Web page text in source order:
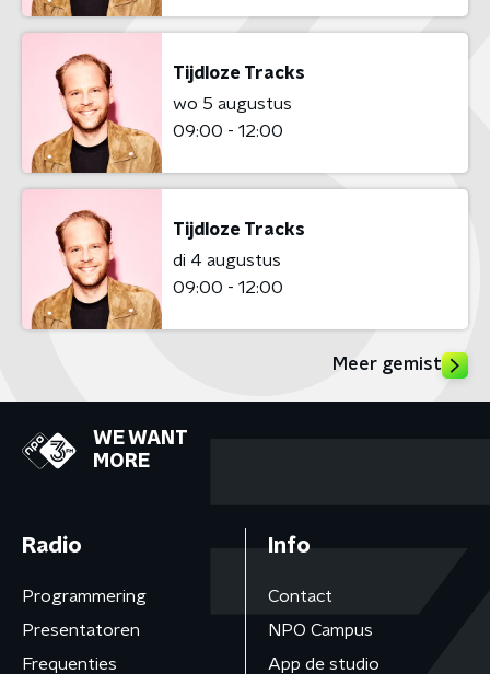
Tijdloze Tracks
wo 5 augustus
09:00 - 12:00
Tijdloze Tracks
di 4 augustus
09:00 - 12:00
Meer gemist
WE WANT
MORE
Radio
Programmering
Presentatoren
Frequenties
Info
Contact
NPO Campus
App de studio